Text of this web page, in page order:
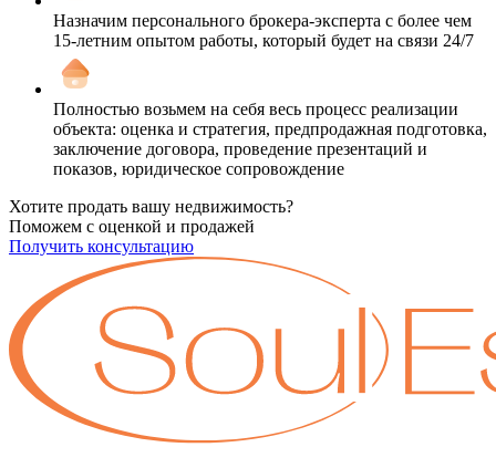
Назначим персонального брокера-эксперта с более чем
15-летним опытом работы, который будет на связи 24/7
Полностью возьмем на себя весь процесс реализации
объекта: оценка и стратегия, предпродажная подготовка,
заключение договора, проведение презентаций и
показов, юридическое сопровождение
Хотите продать вашу недвижимость?
Поможем с оценкой и продажей
Получить консультацию